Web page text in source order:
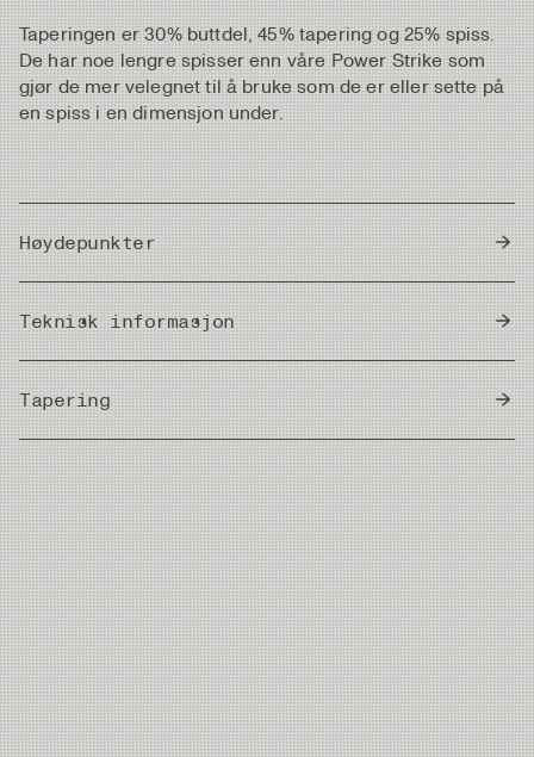
Taperingen er 30% buttdel, 45% tapering og 25% spiss.
De har noe lengre spisser enn våre Power Strike som
gjør de mer velegnet til å bruke som de er eller sette på
en spiss i en dimensjon under.
Høydepunkter
Knuteløs tapert fortom.
Laget av høyeste kvalitet Japansk monofilament.
Tapering: 30% butt, 45% taper, 25% tip.
Allround fortom, bruk som den er.
Tilgjengelig i 9 eller 12 fots lengder.
Farge: Stealth Grey.
Kontrollert strekk.
Teknisk informasjon
Country of Origin Japan
Tapering